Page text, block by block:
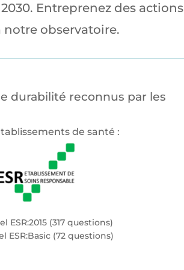
Entreprenez des actions
observatoire.
durabilité reconnus par les
de santé :
ESR:2015 (317 questions)
ESR:Basic (72 questions)